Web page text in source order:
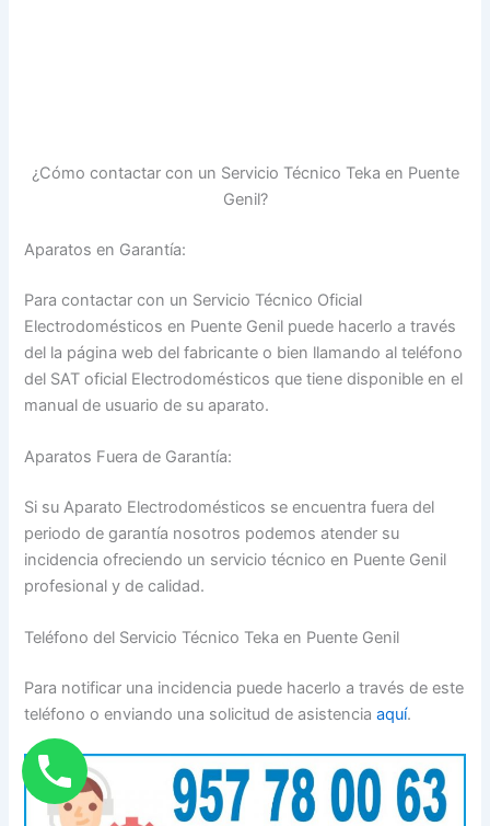
¿Cómo contactar con un Servicio Técnico Teka en Puente
Genil?
Aparatos en Garantía:
Para contactar con un Servicio Técnico Oficial
Electrodomésticos en Puente Genil puede hacerlo a través
del la página web del fabricante o bien llamando al teléfono
del SAT oficial Electrodomésticos que tiene disponible en el
manual de usuario de su aparato.
Aparatos Fuera de Garantía:
Si su Aparato Electrodomésticos se encuentra fuera del
periodo de garantía nosotros podemos atender su
incidencia ofreciendo un servicio técnico en Puente Genil
profesional y de calidad.
Teléfono del Servicio Técnico Teka en Puente Genil
Para notificar una incidencia puede hacerlo a través de este
teléfono o enviando una solicitud de asistenciaaquí.